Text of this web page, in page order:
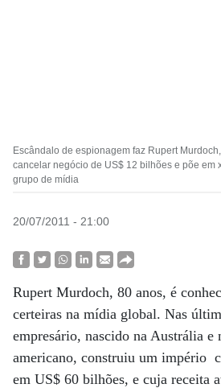
Escândalo de espionagem faz Rupert
cancelar negócio de US$ 12 bilhões e põe em
grupo de mídia
20/07/2011 - 21:00
Rupert Murdoch, 80 anos, é
certeiras na mídia global. Nas
empresário, nascido na Austrália e
americano, construiu um império
em US$ 60 bilhões, e cuja receita